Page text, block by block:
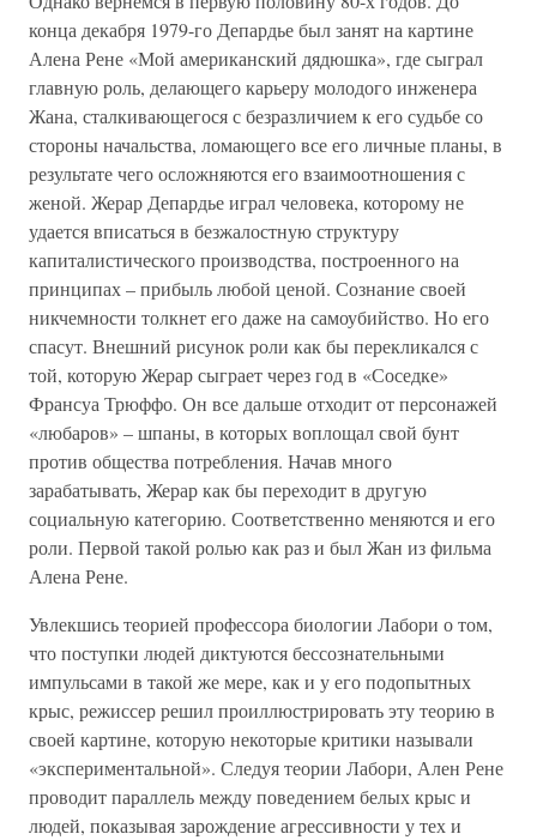
конца декабря 1979-го Депардье был занят на картине
Алена Рене «Мой американский дядюшка», где сыграл
главную роль, делающего карьеру молодого инженера
Жана, сталкивающегося с безразличием к его судьбе со
стороны начальства, ломающего все его личные планы, в
результате чего осложняются его взаимоотношения с
женой. Жерар Депардье играл человека, которому не
удается вписаться в безжалостную структуру
капиталистического производства, построенного на
принципах – прибыль любой ценой. Сознание своей
никчемности толкнет его даже на самоубийство. Но его
спасут. Внешний рисунок роли как бы перекликался с
той, которую Жерар сыграет через год в «Соседке»
Франсуа Трюффо. Он все дальше отходит от персонажей
«любаров» – шпаны, в которых воплощал свой бунт
против общества потребления. Начав много
зарабатывать, Жерар как бы переходит в другую
социальную категорию. Соответственно меняются и его
роли. Первой такой ролью как раз и был Жан из фильма
Алена Рене.
Увлекшись теорией профессора биологии Лабори о том,
что поступки людей диктуются бессознательными
импульсами в такой же мере, как и у его подопытных
крыс, режиссер решил проиллюстрировать эту теорию в
своей картине, которую некоторые критики называли
«экспериментальной». Следуя теории Лабори, Ален Рене
проводит параллель между поведением белых крыс и
людей, показывая зарождение агрессивности у тех и